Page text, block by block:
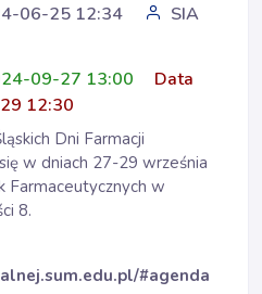
06-25 12:34
SIA
09-27 13:00
Data
12:30
Dni Farmacji
w dniach 27-29 września
Farmaceutycznych w
8.
#agenda